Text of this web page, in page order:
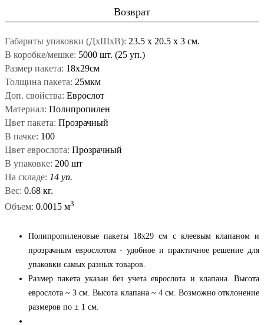
Возврат
Габариты упаковки (ДxШxВ): 23.5 x 20.5 x 3 см.
В коробке/мешке: 5000 шт. (25 уп.)
Размер пакета: 18x29см
Толщина пакета: 25мкм
Доп. свойства: Еврослот
Материал: Полипропилен
Цвет пакета: Прозрачный
В пачке: 100
Цвет еврослота: Прозрачный
В упаковке: 200 шт
На складе: 14 уп.
Вес: 0.68 кг.
Объем: 0.0015 м3
Полипропиленовые пакеты 18x29 см с клеевым клапаном и
прозрачным еврослотом - удобное и практичное решение для
упаковки самых разных товаров.
Размер пакета указан без учета еврослота и клапана. Высота
еврослота ~ 3 см. Высота клапана ~ 4 см. Возможно отклонение
размеров по ± 1 см.